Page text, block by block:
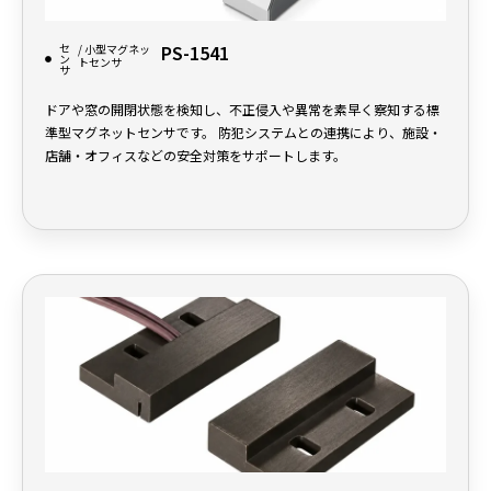
セ
ン
サ
/ 小型マグネッ
トセンサ
PS-1541
ドアや窓の開閉状態を検知し、不正侵入や異常を素早く察知する標
準型マグネットセンサです。 防犯システムとの連携により、施設・
店舗・オフィスなどの安全対策をサポートします。